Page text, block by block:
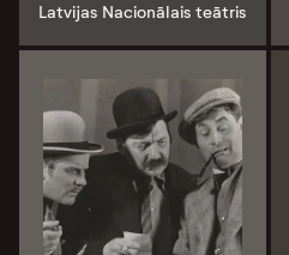
Latvijas Nacionālais teātris